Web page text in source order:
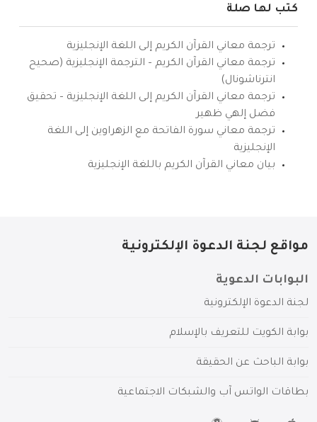
كتب لها صلة
ترجمة معاني القرآن الكريم إلى اللغة الإنجليزية
ترجمة معاني القرآن الكريم – الترجمة الإنجليزية (صحيح
انترناشونال)
ترجمة معاني القرآن الكريم إلى اللغة الإنجليزية – تحقيق
فضل إلهي ظهير
ترجمة معاني سورة الفاتحة مع الزهراوين إلى اللغة
الإنجليزية
بيان معاني القرآن الكريم باللغة الإنجليزية
مواقع لجنة الدعوة الإلكترونية
البوابات الدعوية
لجنة الدعوة الإلكترونية
بوابة الكويت للتعريف بالإسلام
بوابة الباحث عن الحقيقة
بطاقات الواتس آب والشبكات الاجتماعية